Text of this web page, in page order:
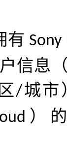
有 Sony
信息
/城市
）